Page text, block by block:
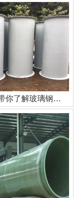
三分钟带你了解玻璃钢管道